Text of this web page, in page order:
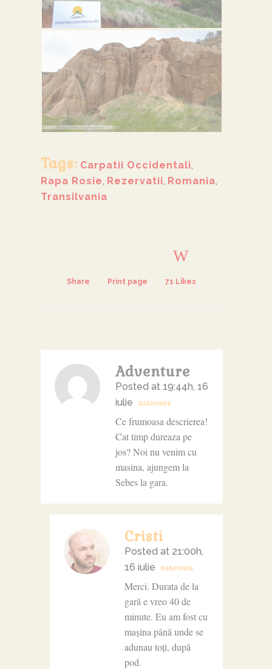
Tags: Carpatii Occidentali,
Rapa Rosie, Rezervatii, Romania,
Transilvania
Share Print page 71 Likes
Adventure
Posted at 19:44h, 16
iulie
RĂSPUNDE
Ce frumoasa descrierea!
Cat timp dureaza pe
jos? Noi nu venim cu
masina, ajungem la
Sebes la gara.
Cristi
Posted at 21:00h,
16 iulie
RĂSPUNDE
Merci. Durata de la
gară e vreo 40 de
minute. Eu am fost cu
mașina până unde se
adunau toți, după
pod.